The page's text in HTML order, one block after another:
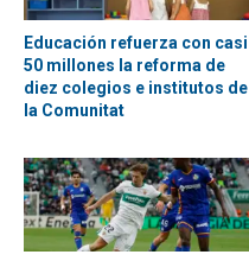
Educación refuerza con casi
50 millones la reforma de
diez colegios e institutos de
la Comunitat